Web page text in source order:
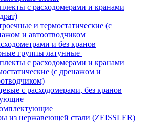
с расходомерами и кранами
и термостатические (с
и автоотводчиком
и без кранов
группы латунные
с расходомерами и кранами
(с дренажом и
с расходомерами, без кранов
из нержавеющей стали (ZEISSLER)